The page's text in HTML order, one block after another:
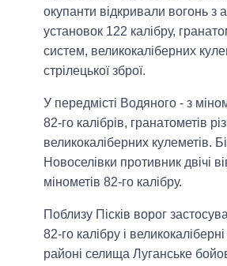
окупанти відкривали вогонь з
установок 122 калібру,
систем, великокаліберних
стрілецької зброї.
У передмісті Водяного - з
82-го калібрів, гранатометів
великокаліберних кулеметів.
Новоселівки противник двічі
мінометів 82-го калібру.
Поблизу Пісків ворог
82-го калібру і
районі селища Луганське